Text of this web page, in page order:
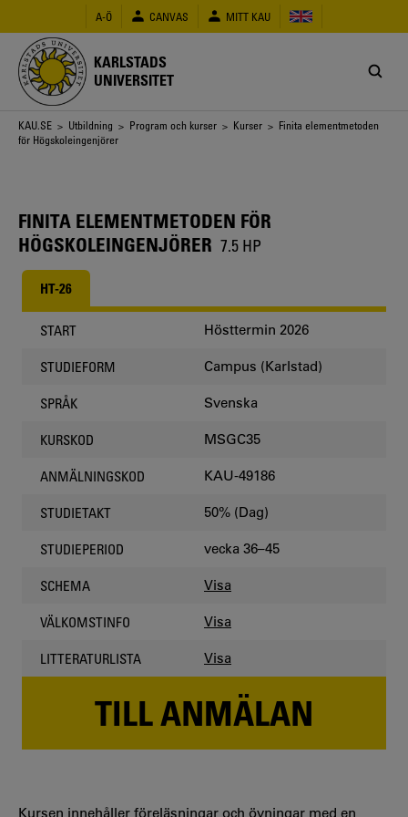
huvudinnehåll
A-Ö CANVAS MITT KAU
KARLSTADS
UNIVERSITET
Länkstig
KAU.SE > Utbildning > Program och kurser > Kurser > Finita elementmetoden
för Högskoleingenjörer
FINITA ELEMENTMETODEN FÖR
HÖGSKOLEINGENJÖRER 7.5 HP
HT-26
START Hösttermin 2026
STUDIEFORM Campus (Karlstad)
SPRÅK Svenska
KURSKOD MSGC35
ANMÄLNINGSKOD KAU-49186
STUDIETAKT 50% (Dag)
STUDIEPERIOD vecka 36–45
SCHEMA Visa
VÄLKOMSTINFO Visa
LITTERATURLISTA Visa
TILL ANMÄLAN
Kursen innehåller föreläsningar och övningar med en